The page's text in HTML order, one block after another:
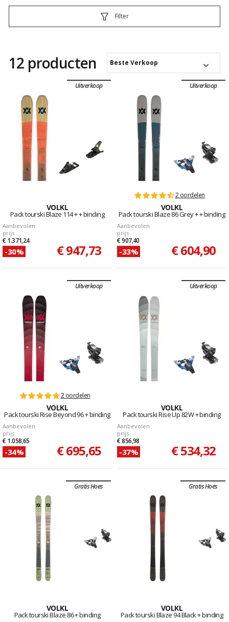
Filter
12 producten Beste Verkoop
Uitverkoop
VOLKL
Pack tourski Blaze 114 + + binding
Aanbevolen
prijs
€ 1.371,24
-30% € 947,73
Uitverkoop
2 oordelen
VOLKL
Pack tourski Blaze 86 Grey + + binding
Aanbevolen
prijs
€ 907,40
-33% € 604,90
Uitverkoop
2 oordelen
VOLKL
Pack tourski Rise Beyond 96 + binding
Aanbevolen
prijs
€ 1.058,65
-34% € 695,65
Uitverkoop
VOLKL
Pack tourski Rise Up 82W + binding
Aanbevolen
prijs
€ 856,98
-37% € 534,32
Gratis Hoes
VOLKL
Pack tourski Blaze 86 + binding
Gratis Hoes
VOLKL
Pack tourski Blaze 94 Black + binding